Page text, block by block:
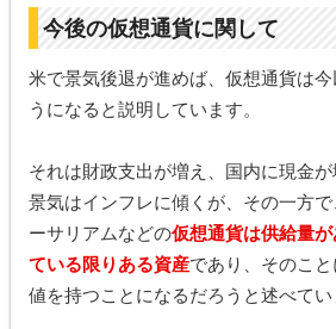
今後の仮想通貨に関して
米で景気後退が進めば、仮想通貨は
うになると説明しています。
それは財政支出が増え、国内に現金
景気はインフレに傾くが、その一方
ーサリアムなどの仮想通貨は供給量
ている限りある資産であり、そのこ
値を持つことになるだろうと述べてい